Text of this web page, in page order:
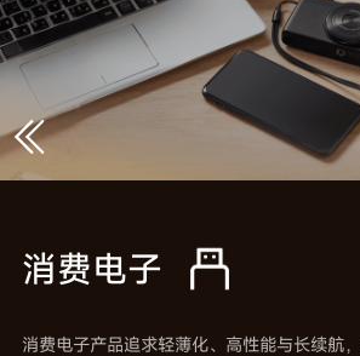
消费电子
消费电子产品追求轻薄化、高性能与长续航